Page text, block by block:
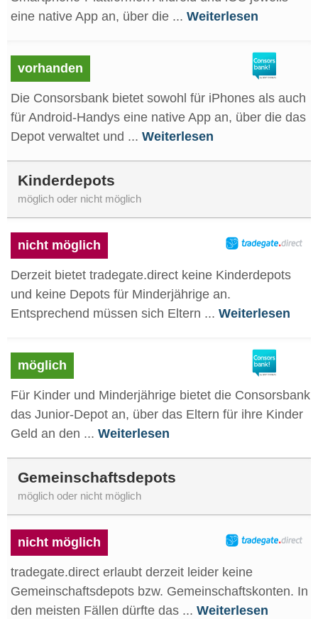
eine native App an, über die ... Weiterlesen
vorhanden
Die Consorsbank bietet sowohl für iPhones als auch
für Android-Handys eine native App an, über die das
Depot verwaltet und ... Weiterlesen
Kinderdepots
möglich oder nicht möglich
nicht möglich
Derzeit bietet tradegate.direct keine Kinderdepots
und keine Depots für Minderjährige an.
Entsprechend müssen sich Eltern ... Weiterlesen
möglich
Für Kinder und Minderjährige bietet die Consorsbank
das Junior-Depot an, über das Eltern für ihre Kinder
Geld an den ... Weiterlesen
Gemeinschaftsdepots
möglich oder nicht möglich
nicht möglich
tradegate.direct erlaubt derzeit leider keine
Gemeinschaftsdepots bzw. Gemeinschaftskonten. In
den meisten Fällen dürfte das ... Weiterlesen